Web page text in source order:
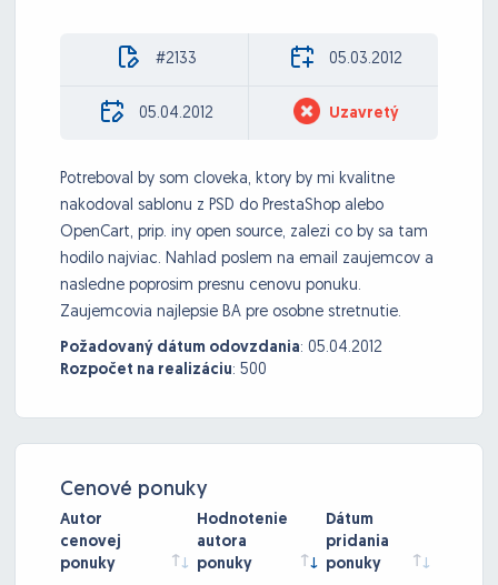
#2133 05.03.2012
05.04.2012 Uzavretý
Potreboval by som cloveka, ktory by mi kvalitne
nakodoval sablonu z PSD do PrestaShop alebo
OpenCart, prip. iny open source, zalezi co by sa tam
hodilo najviac. Nahlad poslem na email zaujemcov a
nasledne poprosim presnu cenovu ponuku.
Zaujemcovia najlepsie BA pre osobne stretnutie.
Požadovaný dátum odovzdania: 05.04.2012
Rozpočet na realizáciu: 500
Cenové ponuky
Autor
cenovej
ponuky
Hodnotenie
autora
ponuky
Dátum
pridania
ponuky